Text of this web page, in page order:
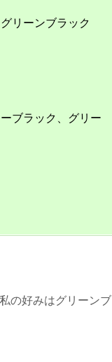
リーンブラック
ブラック、グリー
の好みはグリーンブ